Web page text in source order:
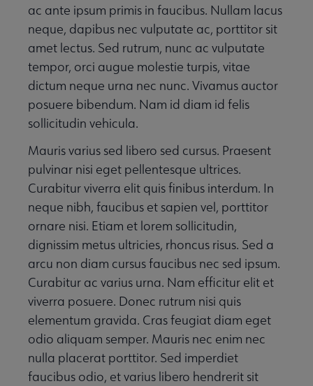
ac ante ipsum primis in faucibus. Nullam lacus
neque, dapibus nec vulputate ac, porttitor sit
amet lectus. Sed rutrum, nunc ac vulputate
tempor, orci augue molestie turpis, vitae
dictum neque urna nec nunc. Vivamus auctor
posuere bibendum. Nam id diam id felis
sollicitudin vehicula.
Mauris varius sed libero sed cursus. Praesent
pulvinar nisi eget pellentesque ultrices.
Curabitur viverra elit quis finibus interdum. In
neque nibh, faucibus et sapien vel, porttitor
ornare nisi. Etiam et lorem sollicitudin,
dignissim metus ultricies, rhoncus risus. Sed a
arcu non diam cursus faucibus nec sed ipsum.
Curabitur ac varius urna. Nam efficitur elit et
viverra posuere. Donec rutrum nisi quis
elementum gravida. Cras feugiat diam eget
odio aliquam semper. Mauris nec enim nec
nulla placerat porttitor. Sed imperdiet
faucibus odio, et varius libero hendrerit sit